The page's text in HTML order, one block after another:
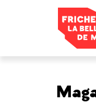
Panneau de gestion